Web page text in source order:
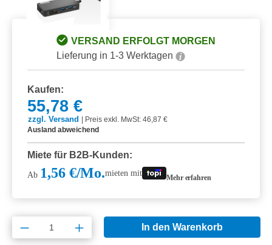
VERSAND ERFOLGT MORGEN
Lieferung in 1-3 Werktagen
Kaufen:
55,78 €
zzgl. Versand
Preis exkl. MwSt: 46,87 €
Ausland abweichend
Miete für B2B-Kunden:
Ab 1,56 €/Mo.mieten mit Mehr erfahren
Produkt Anzahl: Gib den gewünschten
In den Warenkorb